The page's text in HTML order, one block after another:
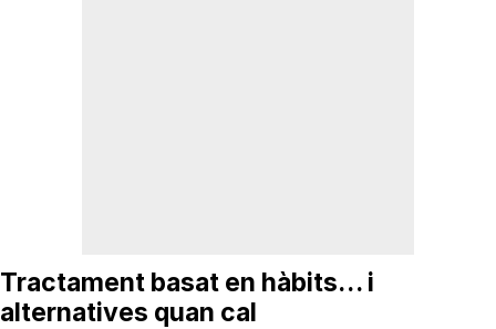
Tractament basat en hàbits… i
alternatives quan cal